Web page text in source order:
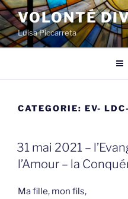
Spring
naar
de
inhoud
VOLONTÉ
Luisa Piccarreta
CATEGORIE: EV-
GEPLAATST
OP
31 mai 2021 –
l’Amour – la
Ma fille, mon fils,